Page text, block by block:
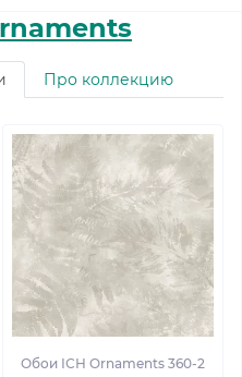
Про коллекцию
Обои ІСН Ornaments 360-2